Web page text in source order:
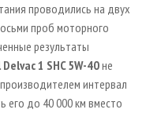
проводились на двух
проб моторного
результаты
1 SHC 5W­-40не
интервал
его до 40 000 км вместо